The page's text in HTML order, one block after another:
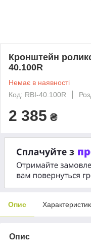
Кронштейн
40.100R
Немає в наявності
Код: RBI-40.100R
2 385 ₴
Опис
Опис